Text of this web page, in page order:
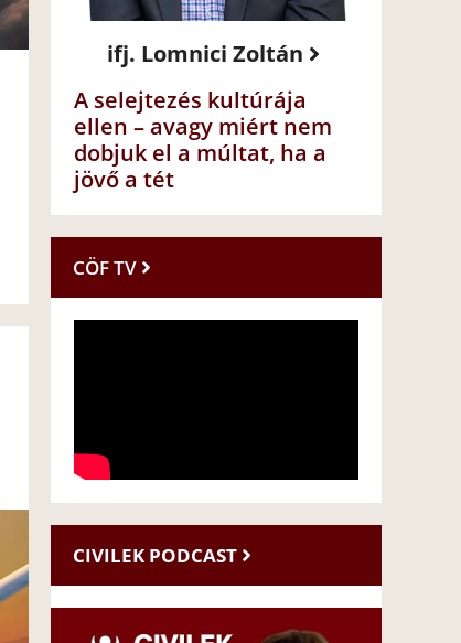
ifj. Lomnici Zoltán
A selejtezés kultúrája
ellen – avagy miért nem
dobjuk el a múltat, ha a
jövő a tét
CÖF TV
CIVILEK PODCAST